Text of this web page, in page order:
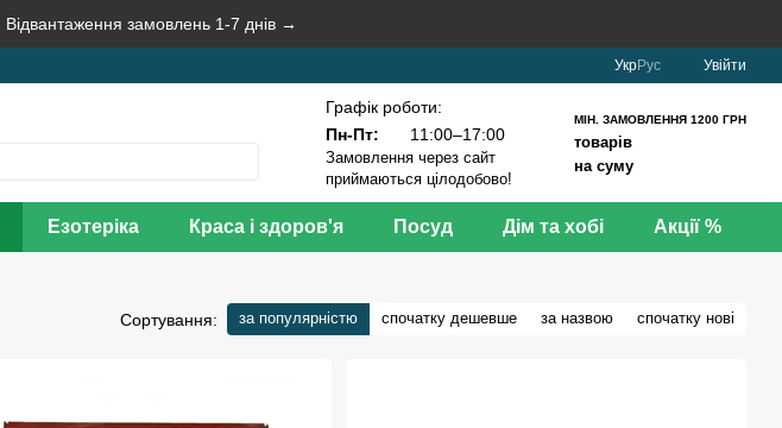
замовлень 1-7 днів →
УкрРус Увійти
Графік роботи:
Пн-Пт:
11:00–17:00
Замовлення через сайт
приймаються цілодобово!
МІН. ЗАМОВЛЕННЯ 1200 ГРН
товарів
на суму
Езотеріка Краса і здоров'я Посуд Дім та хобі Акції %
Сортування: за популярністю спочатку дешевше за назвою спочатку нові